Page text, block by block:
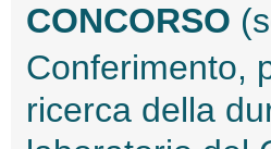
CONCORSO
Conferimento,
ricerca della